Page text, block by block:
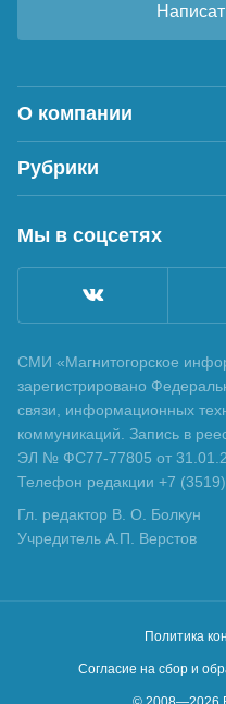
О компании
Рубрики
Мы в соцсетях
СМИ «Магнитогорское
зарегистрировано
связи, информационных
коммуникаций. Запись в
ЭЛ № ФС77-77805 от
Телефон редакции +7
Гл. редактор В. О. Болкун
Учредитель А.П. Верстов
Политика
Согласие на сбор и